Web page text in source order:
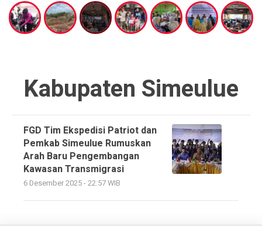
Kabupaten Simeulue
FGD Tim Ekspedisi Patriot dan
Pemkab Simeulue Rumuskan
Arah Baru Pengembangan
Kawasan Transmigrasi
6 Desember 2025 - 22:57 WIB